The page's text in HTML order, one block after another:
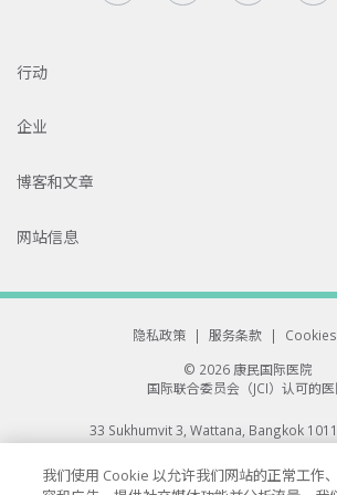
行动
企业
博客和文章
网站信息
隐私政策 | 服务条款 |
© 2026 康民国际医院
国际联合委员会（JCI）认可的医
33 Sukhumvit 3, Wattana, Bangkok
All rights reserved.
我们使用 Cookie 以允许我们网站的正常工作